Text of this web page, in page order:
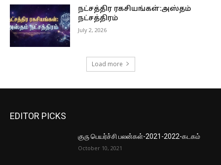
நட்சத்திர ரகசியங்கள்:அஸ்தம்
நட்சத்திரம்
July 2, 2026
Load more
EDITOR PICKS
குரு பெயர்ச்சி பலன்கள்-2021-2022-கடகம்
October 10, 2021